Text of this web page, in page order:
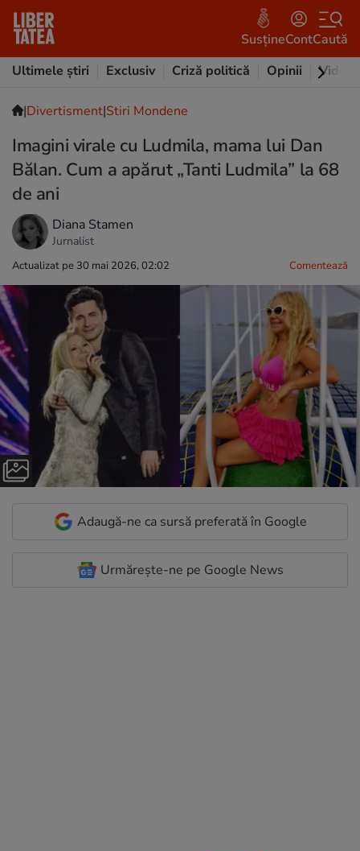
SusțineContCaută
Ultimele știri
Exclusiv Criză politică Opinii Video
|Divertisment|Stiri Mondene
Imagini virale cu Ludmila, mama lui Dan
Bălan. Cum a apărut „Tanti Ludmila” la 68
de ani
Diana Stamen
Jurnalist
Actualizat pe 30 mai 2026, 02:02 Comentează
Adaugă-ne ca sursă preferată în Google
Urmărește-ne pe Google News